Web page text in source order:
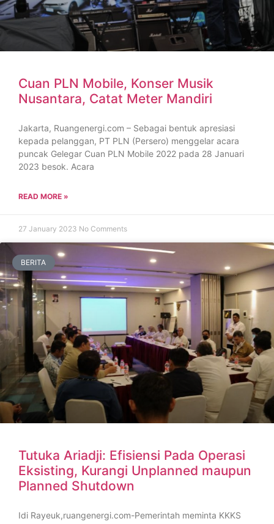
Cuan PLN Mobile, Konser Musik
Nusantara, Catat Meter Mandiri
Jakarta, Ruangenergi.com – Sebagai bentuk apresiasi
kepada pelanggan, PT PLN (Persero) menggelar acara
puncak Gelegar Cuan PLN Mobile 2022 pada 28 Januari
2023 besok. Acara
READ MORE »
27 January 2023 No Comments
BERITA
Tutuka Ariadji: Efisiensi Pada Operasi
Eksisting, Kurangi Unplanned maupun
Planned Shutdown
Idi Rayeuk,ruangenergi.com-Pemerintah meminta KKKS